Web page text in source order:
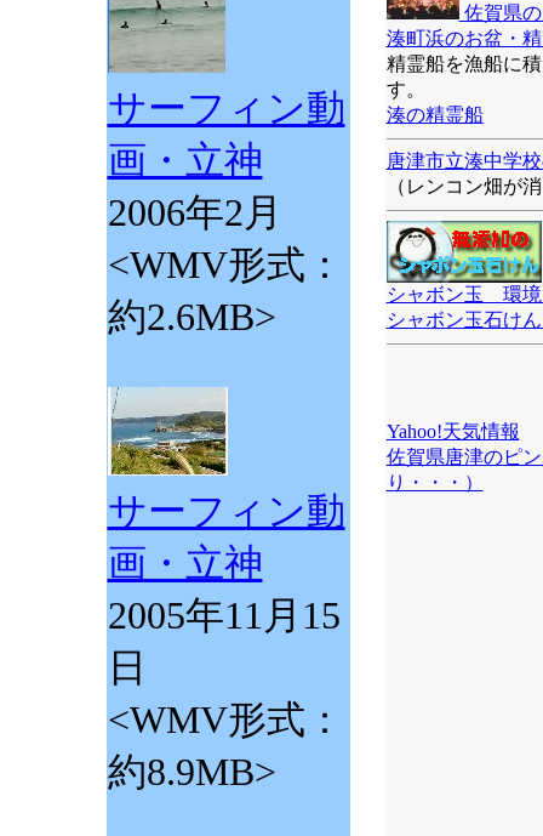
サーフィン動
画・立神
2006年2月
<WMV形式：
約2.6MB>
サーフィン動
画・立神
2005年11月15
日
<WMV形式：
約8.9MB>
佐賀県
湊町浜のお盆・
精霊船を漁船に
す。
湊の精霊船
唐津市立湊中学
（レンコン畑が
シャボン玉 環境
シャボン玉石け
Yahoo!天気情報
佐賀県唐津のピ
り・・・）